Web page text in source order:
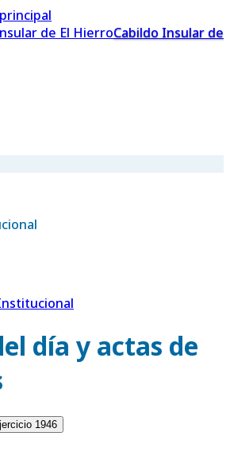
Cabildo Insular de
día y actas de
1946